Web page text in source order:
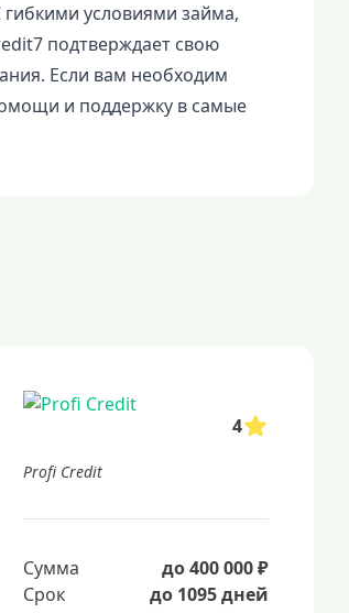
условиями займа,
подтверждает свою
Если вам необходим
и поддержку в самые
4
Profi Credit
Сумма
до 400 000 ₽
Срок
до 1095 дней